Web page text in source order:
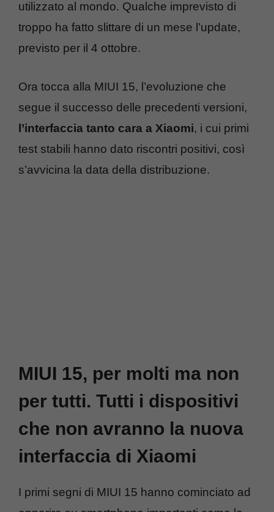
utilizzato al mondo. Qualche imprevisto di
troppo ha fatto slittare di un mese l’update,
previsto per il 4 ottobre.
Ora tocca alla MIUI 15, l’evoluzione che
segue il successo delle precedenti versioni,
l’interfaccia tanto cara a Xiaomi, i cui primi
test stabili hanno dato riscontri positivi, così
s’avvicina la data della distribuzione.
MIUI 15, per molti ma non
per tutti. Tutti i dispositivi
che non avranno la nuova
interfaccia di Xiaomi
I primi segni di MIUI 15 hanno cominciato ad